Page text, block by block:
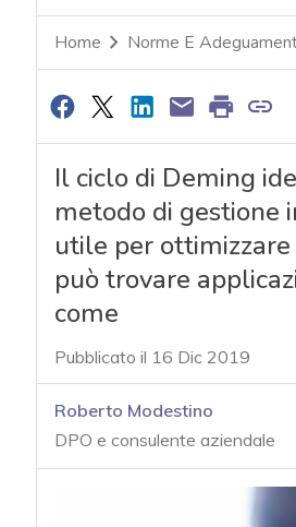
Home Norme E
Il ciclo di Deming
metodo di gestione
utile per
può trovare
come
Pubblicato il 16 Dic 2019
Roberto Modestino
DPO e consulente aziendale